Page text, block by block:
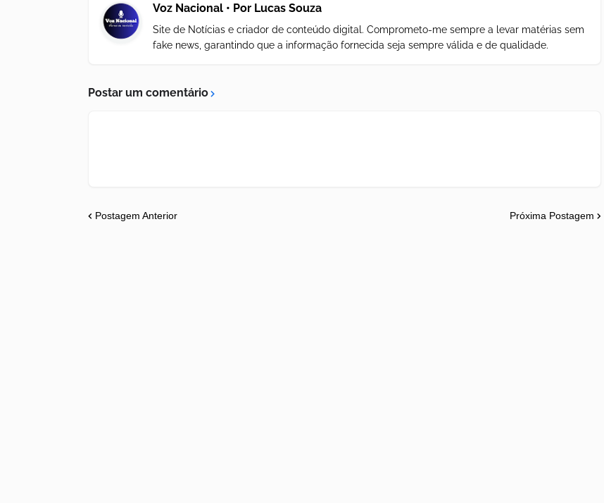
Voz Nacional • Por Lucas Souza
Site de Notícias e criador de conteúdo digital. Comprometo-me sempre a levar matérias sem
fake news, garantindo que a informação fornecida seja sempre válida e de qualidade.
Postar um comentário
Postagem Anterior Próxima Postagem